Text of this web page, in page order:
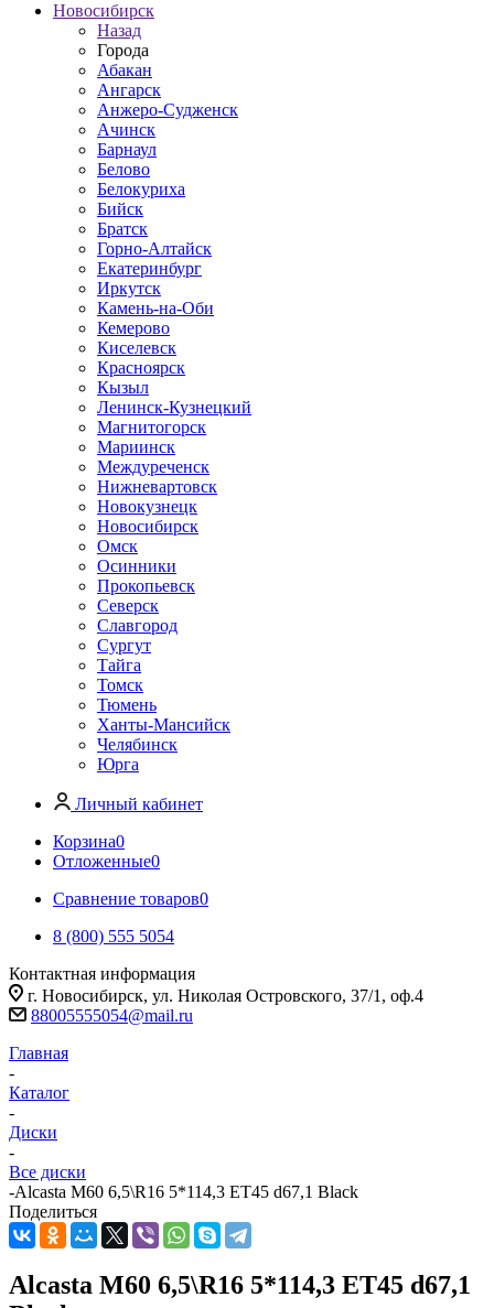
Новосибирск
Назад
Города
Абакан
Ангарск
Анжеро-Судженск
Ачинск
Барнаул
Белово
Белокуриха
Бийск
Братск
Горно-Алтайск
Екатеринбург
Иркутск
Камень-на-Оби
Кемерово
Киселевск
Красноярск
Кызыл
Ленинск-Кузнецкий
Магнитогорск
Мариинск
Междуреченск
Нижневартовск
Новокузнецк
Новосибирск
Омск
Осинники
Прокопьевск
Северск
Славгород
Сургут
Тайга
Томск
Тюмень
Ханты-Мансийск
Челябинск
Юрга
Личный кабинет
Корзина0
Отложенные0
Сравнение товаров0
8 (800) 555 5054
Контактная информация
г. Новосибирск, ул. Николая Островского, 37/1, оф.4
88005555054@mail.ru
Главная
-
Каталог
-
Диски
-
Все диски
-Alcasta M60 6,5\R16 5*114,3 ET45 d67,1 Black
Поделиться
Alcasta M60 6,5\R16 5*114,3 ET45 d67,1